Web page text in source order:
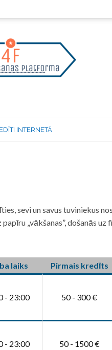
INTERNETĀ
sevi un savus tuviniekus
papīru „vākšanas”, došanās
laiks Pirmais kredīts
- 23:00 50 - 300 €
- 23:00 50 - 1500 €